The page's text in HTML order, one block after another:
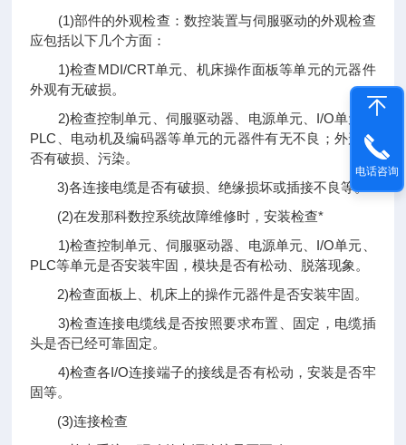
(1)部件的外观检查：数控装置与伺服驱动的外观检查
应包括以下几个方面：
1)检查MDI/CRT单元、机床操作面板等单元的元器件
外观有无破损。
2)检查控制单元、伺服驱动器、电源单元、I/O单元、
PLC、电动机及编码器等单元的元器件有无不良；外形是
否有破损、污染。
3)各连接电缆是否有破损、绝缘损坏或插接不良等。
(2)在发那科数控系统故障维修时，安装检查*
1)检查控制单元、伺服驱动器、电源单元、I/O单元、
PLC等单元是否安装牢固，模块是否有松动、脱落现象。
2)检查面板上、机床上的操作元器件是否安装牢固。
3)检查连接电缆线是否按照要求布置、固定，电缆插
头是否已经可靠固定。
4)检查各I/O连接端子的接线是否有松动，安装是否牢
固等。
(3)连接检查
电话咨询